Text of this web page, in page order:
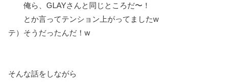
俺ら、GLAYさんと同じところだ〜！
とか言ってテンション上がってましたw
テ）そうだったんだ！w
そんな話をしながら